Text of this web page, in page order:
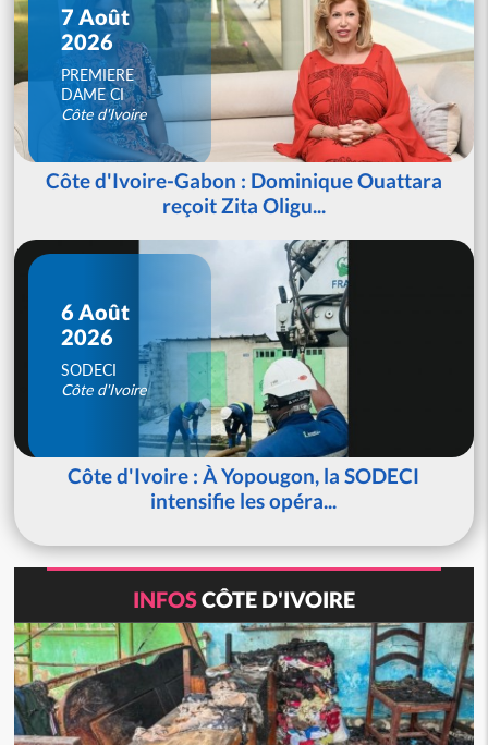
7 Août
2026
PREMIERE
DAME CI
Côte d'Ivoire
Côte d'Ivoire-Gabon : Dominique Ouattara
reçoit Zita Oligu...
6 Août
2026
SODECI
Côte d'Ivoire
Côte d'Ivoire : À Yopougon, la SODECI
intensifie les opéra...
INFOSCÔTE D'IVOIRE